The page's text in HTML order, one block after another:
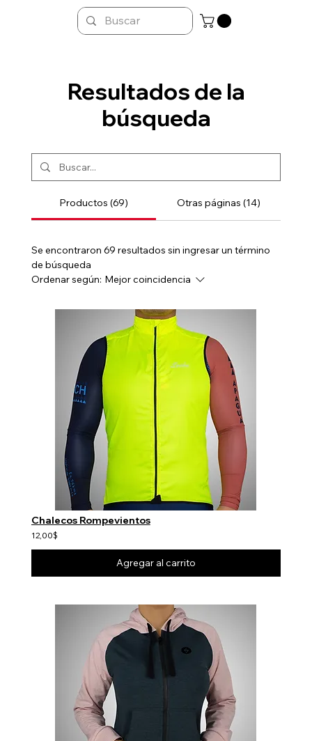
Productos (69) Otras páginas (14)
Se encontraron 69 resultados sin ingresar un término
de búsqueda
Ordenar según: Mejor coincidencia
Chalecos Rompevientos
12,00$
Agregar al carrito
Resultados de la
búsqueda